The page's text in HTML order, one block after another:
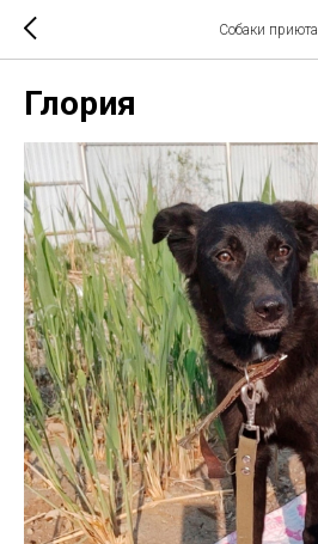
Собаки приюта
Глория